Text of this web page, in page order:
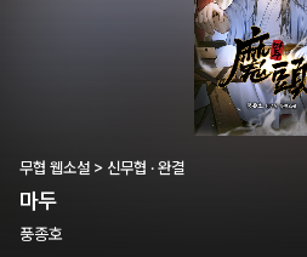
무협 웹소설 > 신무협 · 완결
마두
풍종호